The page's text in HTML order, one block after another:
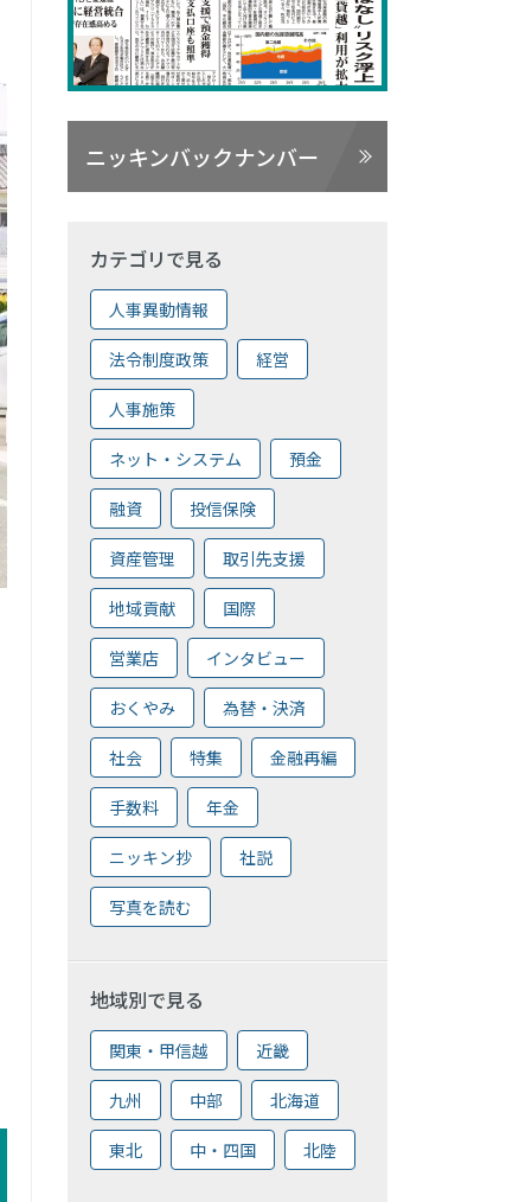
ニッキンバックナンバー
カテゴリで見る
人事異動情報
法令制度政策 経営
人事施策
ネット・システム 預金
融資 投信保険
資産管理 取引先支援
地域貢献 国際
営業店 インタビュー
おくやみ 為替・決済
社会 特集 金融再編
手数料 年金
ニッキン抄 社説
写真を読む
地域別で見る
関東・甲信越 近畿
九州 中部 北海道
東北 中・四国 北陸